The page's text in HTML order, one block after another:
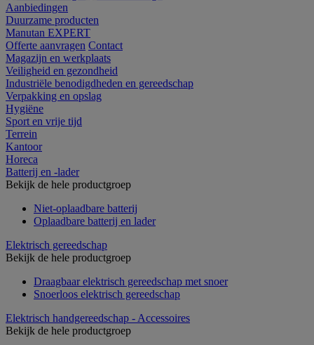
Aanbiedingen
Duurzame producten
Manutan EXPERT
Offerte aanvragen Contact
Magazijn en werkplaats
Veiligheid en gezondheid
Industriële benodigdheden en gereedschap
Verpakking en opslag
Hygiëne
Sport en vrije tijd
Terrein
Kantoor
Horeca
Batterij en -lader
Bekijk de hele productgroep
Niet-oplaadbare batterij
Oplaadbare batterij en lader
Elektrisch gereedschap
Bekijk de hele productgroep
Draagbaar elektrisch gereedschap met snoer
Snoerloos elektrisch gereedschap
Elektrisch handgereedschap - Accessoires
Bekijk de hele productgroep